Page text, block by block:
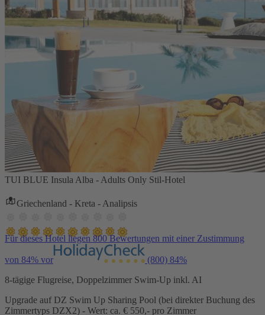
TUI BLUE Insula Alba - Adults Only Stil-Hotel
Griechenland - Kreta - Analipsis
Für dieses Hotel liegen 800 Bewertungen mit einer Zustimmung
von 84% vor (800) 84%
8-tägige Flugreise, Doppelzimmer Swim-Up inkl. AI
Upgrade auf DZ Swim Up Sharing Pool (bei direkter Buchung des
Zimmertyps DZX2) - Wert: ca. € 550,- pro Zimmer